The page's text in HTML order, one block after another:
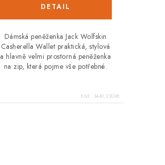
Dámská peněženka Jack Wolfskin
Casherella Wallet praktická, stylová
a hlavně velmi prostorná peněženka
na zip, která pojme vše potřebné.
Kód: 3440.23048